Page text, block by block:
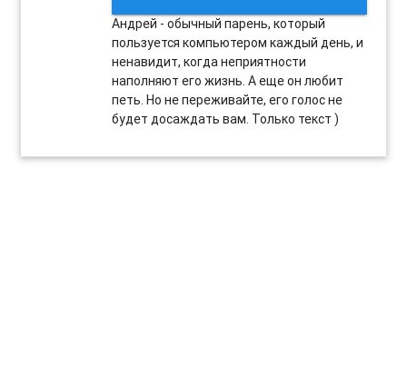
Андрей - обычный парень, который
пользуется компьютером каждый день, и
ненавидит, когда неприятности
наполняют его жизнь. А еще он любит
петь. Но не переживайте, его голос не
будет досаждать вам. Только текст )